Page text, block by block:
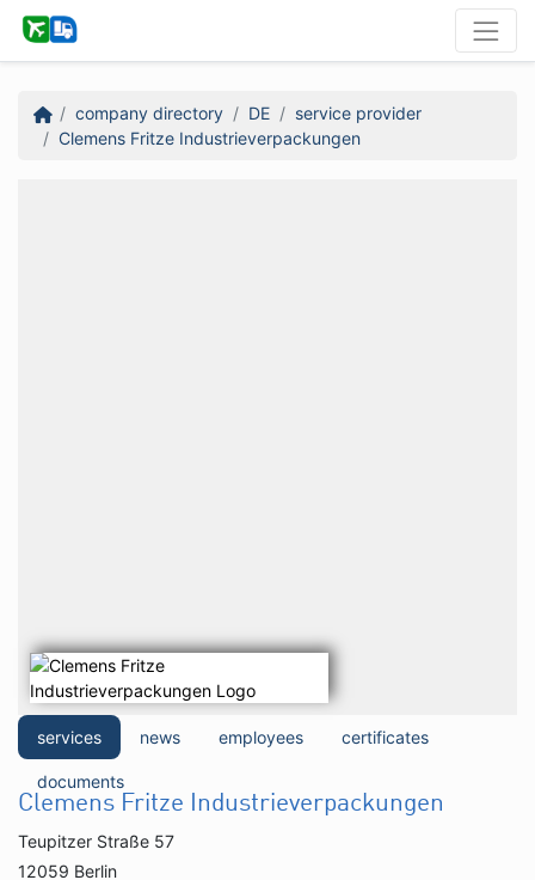
company directory DE
service provider
Clemens Fritze Industrieverpackungen
services news employees certificates
documents
Clemens Fritze Industrieverpackungen
Teupitzer Straße 57
12059 Berlin